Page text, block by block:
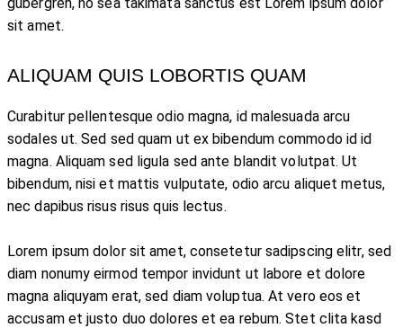
sit amet.
ALIQUAM QUIS LOBORTIS QUAM
Curabitur pellentesque odio magna, id malesuada arcu
sodales ut. Sed sed quam ut ex bibendum commodo id id
magna. Aliquam sed ligula sed ante blandit volutpat. Ut
bibendum, nisi et mattis vulputate, odio arcu aliquet metus,
nec dapibus risus risus quis lectus.
Lorem ipsum dolor sit amet, consetetur sadipscing elitr, sed
diam nonumy eirmod tempor invidunt ut labore et dolore
magna aliquyam erat, sed diam voluptua. At vero eos et
accusam et justo duo dolores et ea rebum. Stet clita kasd